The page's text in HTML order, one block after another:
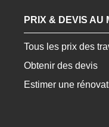
PRIX & DEVIS AU
Tous les prix des
Obtenir des devis
Estimer une